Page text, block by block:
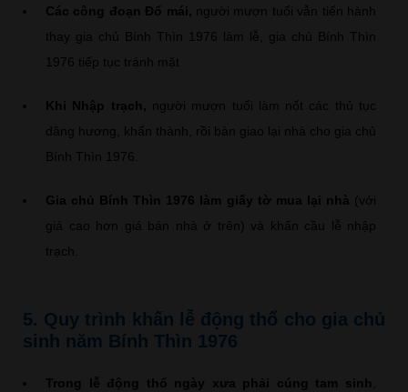
Các công đoạn Đổ mái, người mượn tuổi vẫn tiến hành
thay gia chủ Bính Thìn 1976 làm lễ, gia chủ Bính Thìn
1976 tiếp tục tránh mặt
Khi Nhập trạch, người mượn tuổi làm nốt các thủ tục
dâng hương, khấn thành, rồi bàn giao lại nhà cho gia chủ
Bính Thìn 1976.
Gia chủ Bính Thìn 1976 làm giấy tờ mua lại nhà (với
giá cao hơn giá bán nhà ở trên) và khấn cầu lễ nhập
trạch.
5. Quy trình khấn lễ động thổ cho gia chủ
sinh năm Bính Thìn 1976
Trong lễ động thổ ngày xưa phải cúng tam sinh